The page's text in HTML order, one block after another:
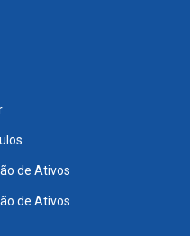
de Ativos
de Ativos